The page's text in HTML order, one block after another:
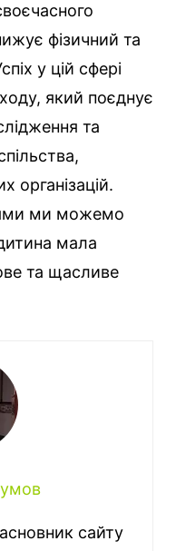
фізичний та
у цій сфері
який поєднує
та
організацій.
ми можемо
мала
та щасливе
сайту